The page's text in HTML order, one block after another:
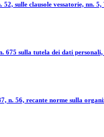
sulle clausole vessatorie, nn.
675 sulla tutela dei dati
n. 56, recante norme sulla